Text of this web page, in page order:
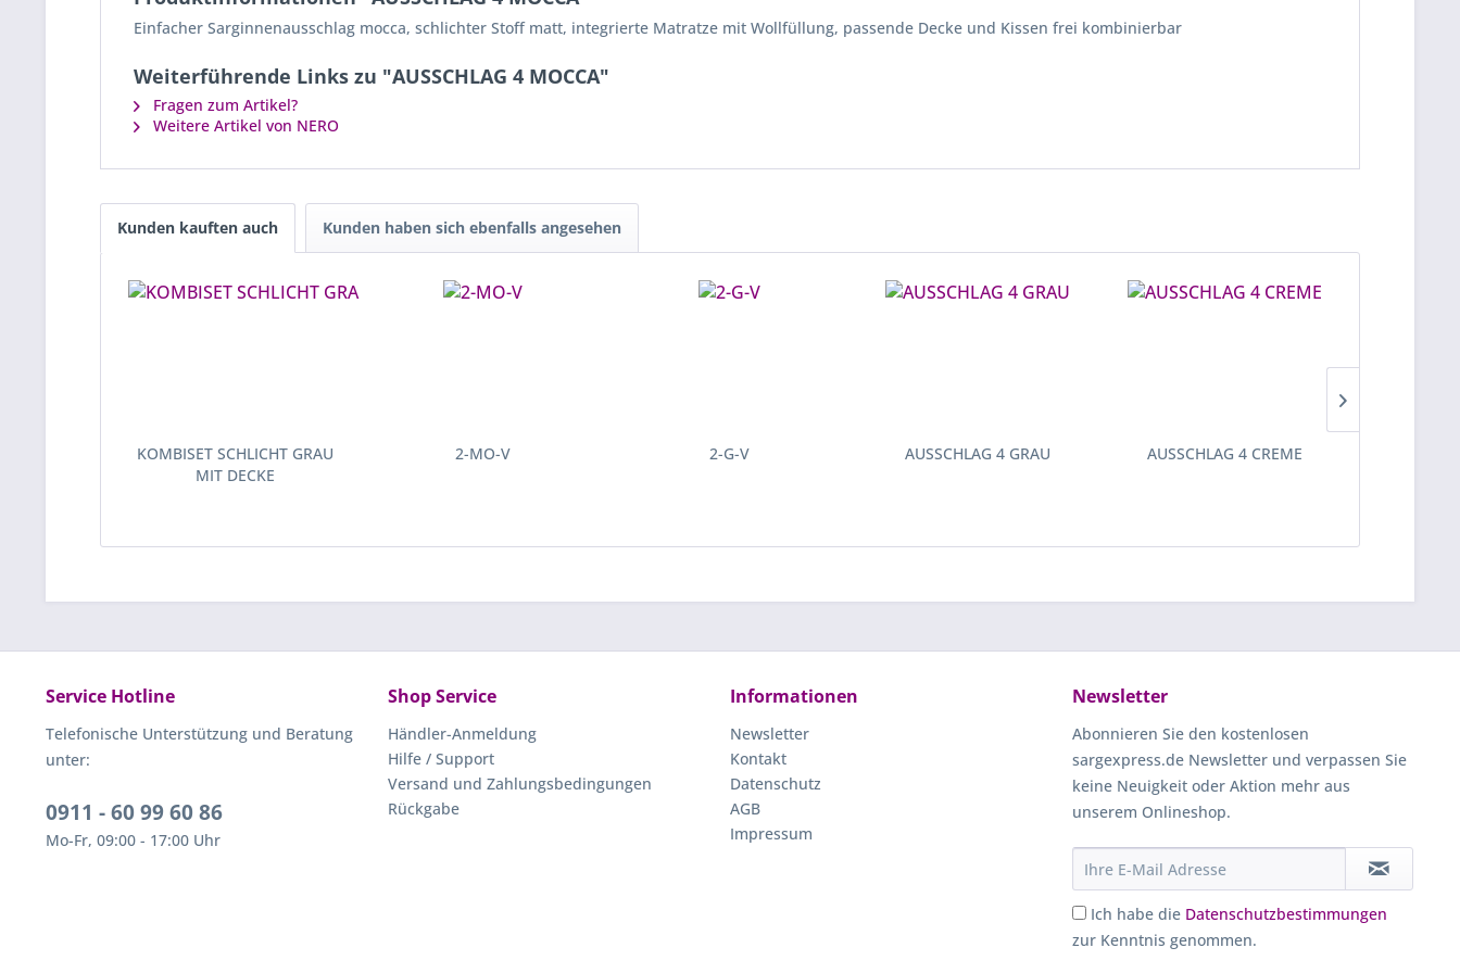
Einfacher Sarginnenausschlag mocca, schlichter Stoff matt, integrierte Matratze mit Wollfüllung, passende Decke und Kissen frei kombinierbar
Weiterführende Links zu "AUSSCHLAG 4 MOCCA"
Fragen zum Artikel?
Weitere Artikel von NERO
Kunden kauften auch Kunden haben sich ebenfalls angesehen
KOMBISET SCHLICHT GRAU
MIT DECKE
2-MO-V 2-G-V AUSSCHLAG 4 GRAU AUSSCHLAG 4 CREME
Service Hotline
Telefonische Unterstützung und Beratung
unter:
0911 - 60 99 60 86
Mo-Fr, 09:00 - 17:00 Uhr
Shop Service
Händler-Anmeldung
Hilfe / Support
Versand und Zahlungsbedingungen
Rückgabe
Informationen
Newsletter
Kontakt
Datenschutz
AGB
Impressum
Newsletter
Abonnieren Sie den kostenlosen
sargexpress.de Newsletter und verpassen Sie
keine Neuigkeit oder Aktion mehr aus
unserem Onlineshop.
Ich habe die Datenschutzbestimmungen
zur Kenntnis genommen.